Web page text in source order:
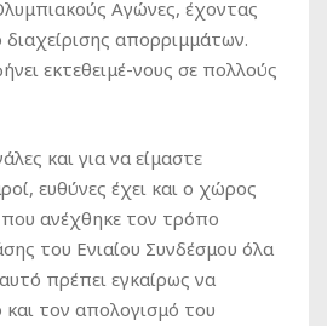
Αγώνες, έχοντας
απορριμμάτων.
εκτεθειμέ-νους σε πολλούς
και για να είμαστε
ευθύνες έχει και ο χώρος
ανέχθηκε τον τρόπο
του Ενιαίου Συνδέσμου όλα
πρέπει εγκαίρως να
και τον απολογισμό του